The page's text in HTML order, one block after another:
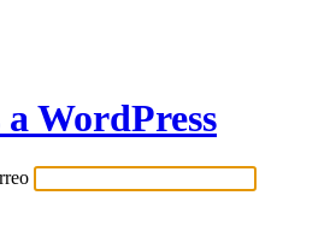
WordPress